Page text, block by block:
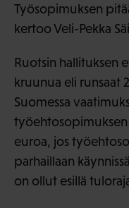
Työsopimuksen
kertoo Veli-Pekka
Ruotsin hallituksen
kruunua eli runsaat
Suomessa
työehtosopimuksen
euroa, jos
parhaillaan
on ollut esillä